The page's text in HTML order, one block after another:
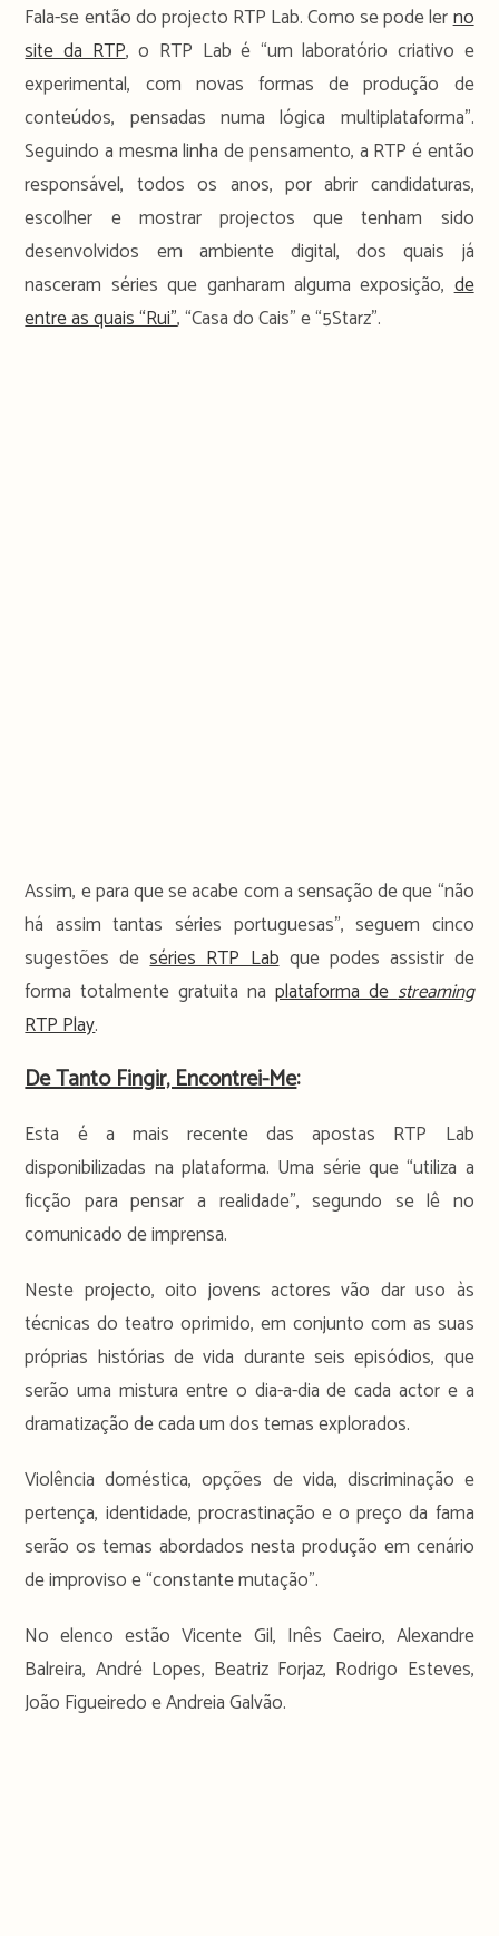
Fala-se então do projecto RTP Lab. Como se pode lerno
site da RTP, o RTP Lab é “um laboratório criativo e
experimental, com novas formas de produção de
conteúdos, pensadas numa lógica multiplataforma”.
Seguindo a mesma linha de pensamento, a RTP é então
responsável, todos os anos, por abrir candidaturas,
escolher e mostrar projectos que tenham sido
desenvolvidos em ambiente digital, dos quais já
nasceram séries que ganharam alguma exposição,de
entre as quais “Rui”, “Casa do Cais” e “5Starz”.
Assim, e para que se acabe com a sensação de que “não
há assim tantas séries portuguesas”, seguem cinco
sugestões deséries RTP Labque podes assistir de
forma totalmente gratuita na plataforma destreaming
RTP Play.
De Tanto Fingir, Encontrei-Me:
Esta é a mais recente das apostas RTP Lab
disponibilizadas na plataforma. Uma série que “utiliza a
ficção para pensar a realidade”, segundo se lê no
comunicado de imprensa.
Neste projecto, oito jovens actores vão dar uso às
técnicas do teatro oprimido, em conjunto com as suas
próprias histórias de vida durante seis episódios, que
serão uma mistura entre o dia-a-dia de cada actor e a
dramatização de cada um dos temas explorados.
Violência doméstica, opções de vida, discriminação e
pertença, identidade, procrastinação e o preço da fama
serão os temas abordados nesta produção em cenário
de improviso e “constante mutação”.
No elenco estão Vicente Gil, Inês Caeiro, Alexandre
Balreira, André Lopes, Beatriz Forjaz, Rodrigo Esteves,
João Figueiredo e Andreia Galvão.